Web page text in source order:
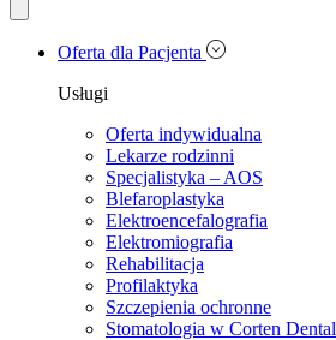
Oferta dla Pacjenta
Usługi
Oferta indywidualna
Lekarze rodzinni
Specjalistyka – AOS
Blefaroplastyka
Elektroencefalografia
Elektromiografia
Rehabilitacja
Profilaktyka
Szczepienia ochronne
Stomatologia w Corten Dental